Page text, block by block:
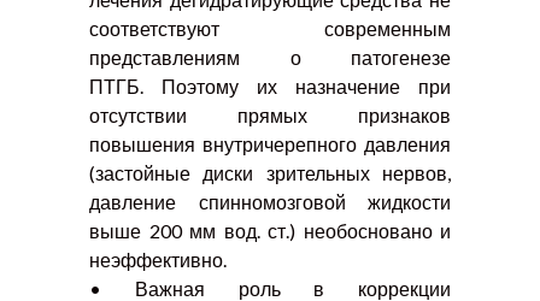
соответствуют современным
представлениям о патогенезе
ПТГБ. Поэтому их назначение при
отсутствии прямых признаков
повышения внутричерепного давления
(застойные диски зрительных нервов,
давление спинномозговой жидкости
выше 200 мм вод. ст.) необосновано и
неэффективно.
• Важная роль в коррекции